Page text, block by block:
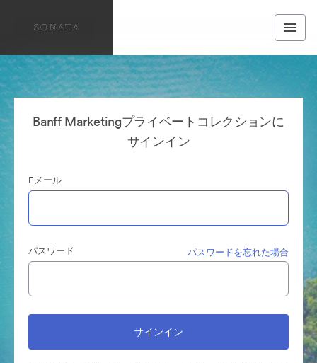
Banff Marketingプライベートコレクションに
サインイン
Eメール
パスワード パスワードを忘れた場合